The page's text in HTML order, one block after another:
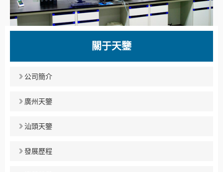
關于天鑒
公司簡介
廣州天鑒
汕頭天鑒
發展歷程